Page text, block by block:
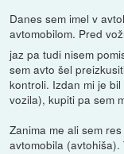
Danes sem imel v
avtomobilom. Pred
jaz pa tudi nisem
sem avto šel
kontroli. Izdan mi je
vozila), kupiti pa sem
Zanima me ali sem
avtomobila